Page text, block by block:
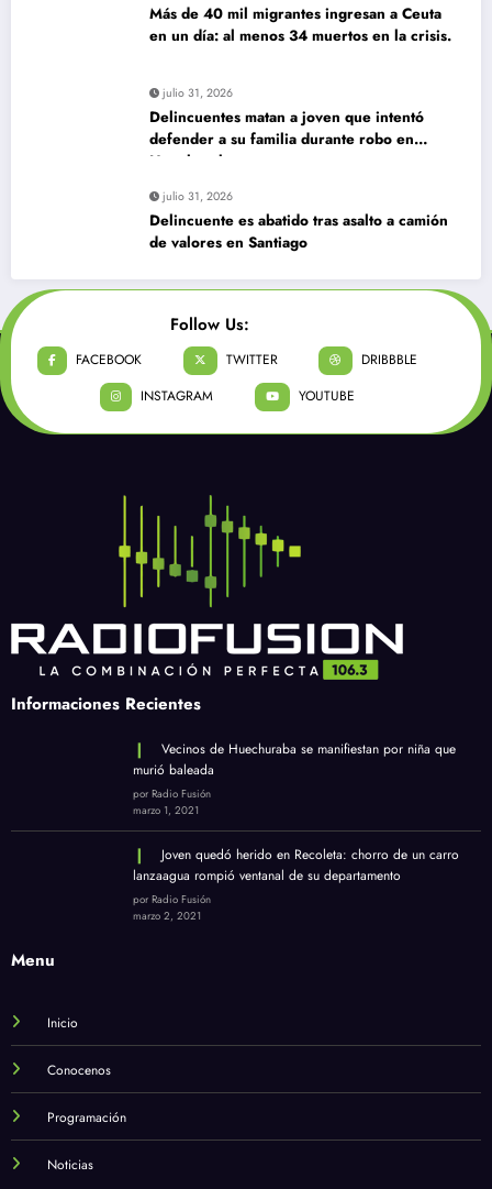
Más de 40 mil migrantes ingresan a Ceuta
en un día: al menos 34 muertos en la crisis.
julio 31, 2026
Delincuentes matan a joven que intentó
defender a su familia durante robo en
Huechuraba
julio 31, 2026
Delincuente es abatido tras asalto a camión
de valores en Santiago
Follow Us:
FACEBOOK TWITTER
DRIBBBLE
INSTAGRAM
YOUTUBE
Informaciones Recientes
Vecinos de Huechuraba se manifiestan por niña que
murió baleada
por Radio Fusión
marzo 1, 2021
Joven quedó herido en Recoleta: chorro de un carro
lanzaagua rompió ventanal de su departamento
por Radio Fusión
marzo 2, 2021
Menu
Inicio
Conocenos
Programación
Noticias